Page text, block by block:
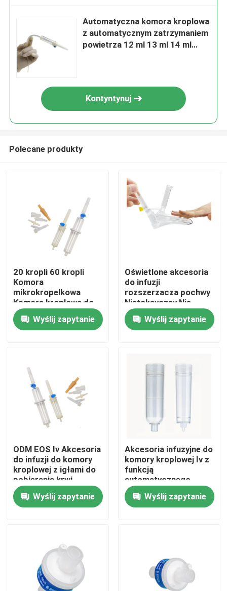
Dom
Produkty
Wycieczka po fabryce
Kontrola jakości
Skontaktuj się z nami
Poprosić o wycenę
Gumowy korek medyczny
Gumowy tłok strzykawki
Automatyczna komora kroplowa
z automatycznym zatrzymaniem
powietrza 12 ml 13 ml 14 ml
Kontyntynuj
Polecane produkty
20 kropli 60 kropli
Komora
mikrokropelkowa
Komora kroplowa do
wężyków dożylnych
Wyślij zapytanie
Oświetlone akcesoria
do infuzji
rozszerzacza pochwy
Nietoksyczny Nie
drażniący
Wyślij zapytanie
ODM EOS Iv Akcesoria
do infuzji do komory
kroplowej z igłami do
pobierania krwi
Wyślij zapytanie
Akcesoria infuzyjne do
komory kroplowej Iv z
funkcją
automatycznego
zatrzymania powietrza
Wyślij zapytanie